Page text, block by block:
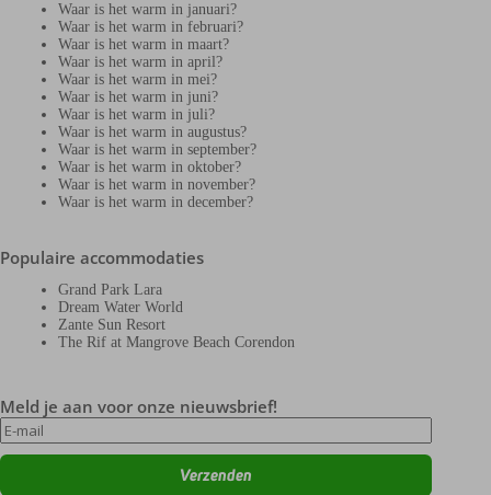
Waar is het warm in januari?
Waar is het warm in februari?
Waar is het warm in maart?
Waar is het warm in april?
Waar is het warm in mei?
Waar is het warm in juni?
Waar is het warm in juli?
Waar is het warm in augustus?
Waar is het warm in september?
Waar is het warm in oktober?
Waar is het warm in november?
Waar is het warm in december?
Populaire accommodaties
Grand Park Lara
Dream Water World
Zante Sun Resort
The Rif at Mangrove Beach Corendon
Meld je aan voor onze nieuwsbrief!